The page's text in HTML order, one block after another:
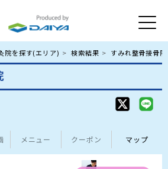
院を探す(エリア) 検索結果 すみれ整骨接骨院
メニュー クーポン マップ